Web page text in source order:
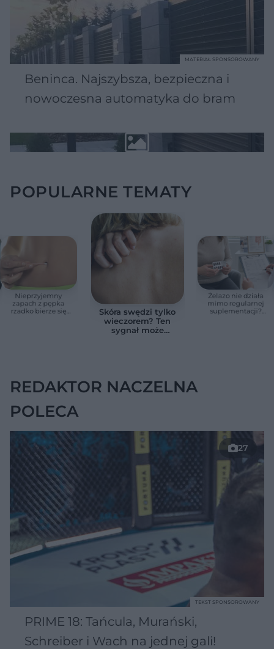
Beninca. Najszybsza, bezpieczna i
nowoczesna automatyka do bram
MATERIAŁ SPONSOROWANY
POPULARNE TEMATY
Nieprzyjemny
zapach z pępka
rzadko bierze się
Skóra swędzi tylko
wieczorem? Ten
sygnał może
Żelazo nie działa
mimo regularnej
suplementacji?
REDAKTOR NACZELNA
POLECA
27
PRIME 18: Tańcula, Murański,
Schreiber i Wach na jednej gali!
TEKST SPONSOROWANY